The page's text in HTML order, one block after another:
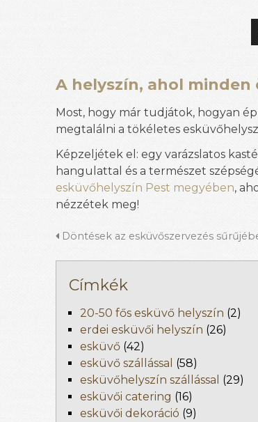
A helyszín, ahol
Most, hogy már tudjátok, hogyan
megtalálni a tökéletes
Képzeljétek el: egy varázslatos
hangulattal és a természet
esküvőhelyszín Pest megyében,
nézzétek meg!
Döntések az esküvőszervezés
Címkék
20-50 fős esküvő helyszín (2)
erdei esküvői helyszín (26)
esküvő (42)
esküvő szállással (58)
esküvőhelyszín szállással (29)
esküvői catering (16)
esküvői dekoráció (9)